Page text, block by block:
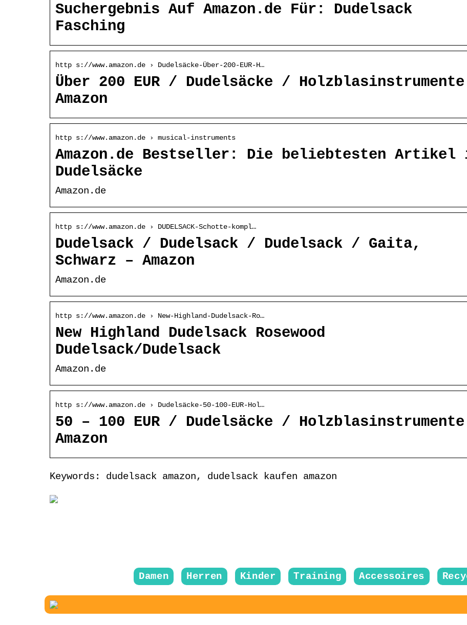
Suchergebnis Auf Amazon.de Für: Dudelsack
Fasching
http s://www.amazon.de › Dudelsäcke-Über-200-EUR-H…
Über 200 EUR / Dudelsäcke /
Amazon
http s://www.amazon.de › musical-instruments
Amazon.de Bestseller: Die beliebtesten Artikel
Dudelsäcke
Amazon.de
http s://www.amazon.de › DUDELSACK-Schotte-kompl…
Dudelsack / Dudelsack / Dudelsack / Gaita,
Schwarz – Amazon
Amazon.de
http s://www.amazon.de › New-Highland-Dudelsack-Ro…
New Highland Dudelsack Rosewood
Dudelsack/Dudelsack
Amazon.de
http s://www.amazon.de › Dudelsäcke-50-100-EUR-Hol…
50 – 100 EUR / Dudelsäcke /
Amazon
Keywords: dudelsack amazon, dudelsack kaufen amazon
Damen Herren Kinder Training Accessoires